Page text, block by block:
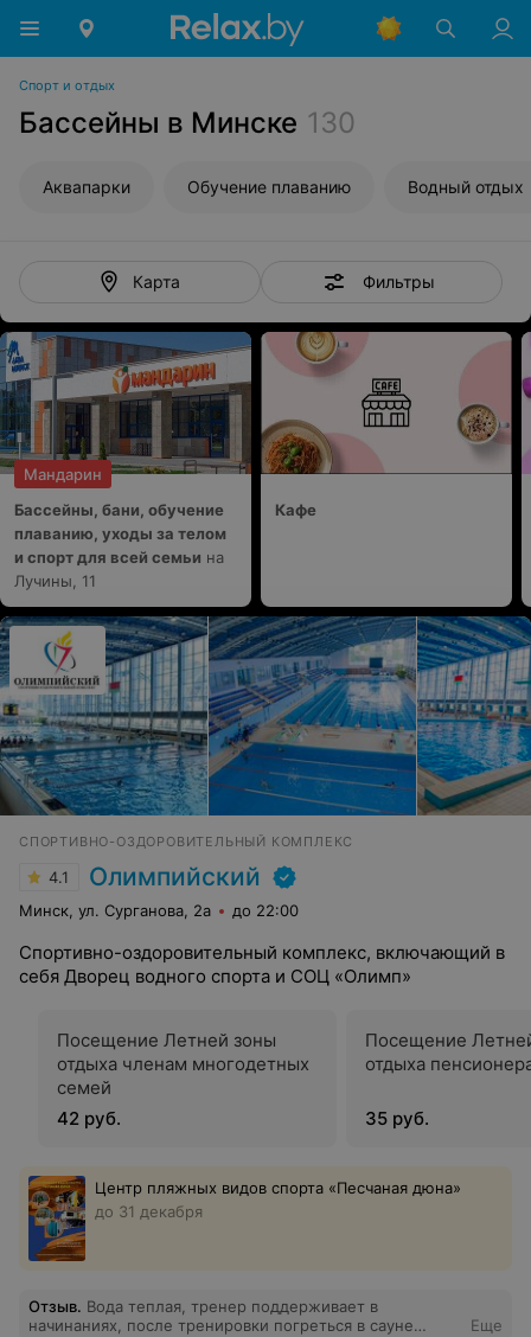
Спорт и отдых
Бассейны в Минске 130
Аквапарки Обучение плаванию Водный отдых
Карта Фильтры
Мандарин
Бассейны, бани, обучение
плаванию, уходы за телом
и спорт для всей семьи на
Лучины, 11
Кафе
СПОРТИВНО-ОЗДОРОВИТЕЛЬНЫЙ КОМПЛЕКС
4.1 Олимпийский
Минск, ул. Сурганова, 2а до 22:00
Спортивно-оздоровительный комплекс, включающий в
себя Дворец водного спорта и СОЦ «Олимп»
Посещение Летней зоны
отдыха членам многодетных
семей
42 руб.
Посещение
отдыха
35 руб.
Центр пляжных видов спорта «‎Песчаная дюна»
до 31 декабря
Отзыв. Вода теплая, тренер поддерживает в
начинаниях, после тренировки погреться в сауне
Еще